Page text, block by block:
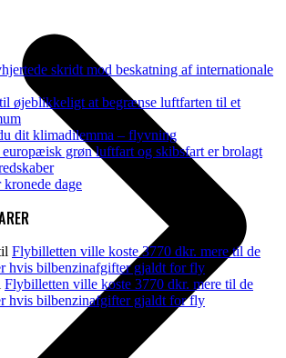
skridt mod beskatning af internationale
øjeblikkeligt at begrænse luftfarten til et
dit klimadilemma – flyvning
grøn luftfart og skibsfart er brolagt
dage
Flybilletten ville koste 3770 dkr. mere til de
hvis bilbenzinafgifter gjaldt for fly
Flybilletten ville koste 3770 dkr. mere til de
hvis bilbenzinafgifter gjaldt for fly